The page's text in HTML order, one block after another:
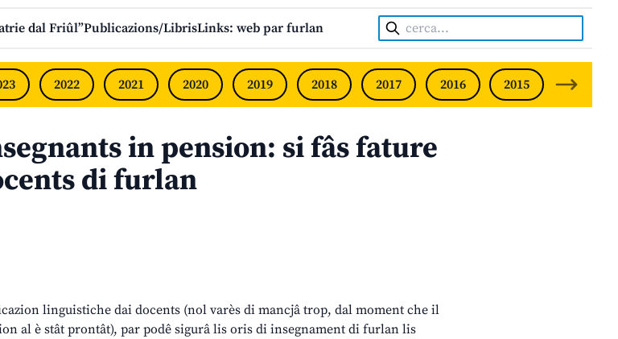
dal Friûl”Publicazions/LibrisLinks: web par furlan Cerca:
2022 2021 2020 2019 2018 2017 2016 2015 2014
in pension: si fâs fature
di furlan
linguistiche dai docents (nol varès di mancjâ trop, dal moment che il
al è stât prontât), par podê sigurâ lis oris di insegnament di furlan lis